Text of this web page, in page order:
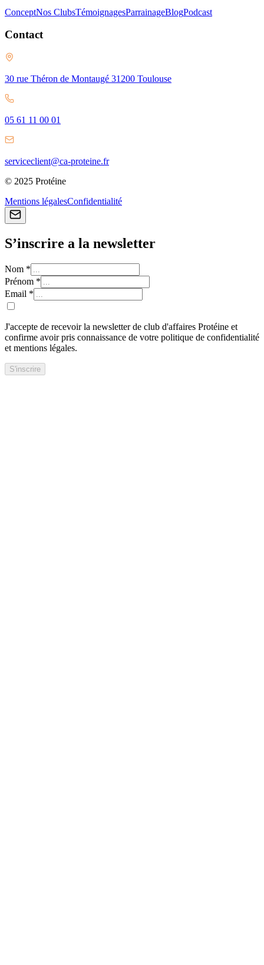
ConceptNos ClubsTémoignagesParrainageBlogPodcast
Contact
30 rue Théron de Montaugé 31200 Toulouse
05 61 11 00 01
serviceclient@ca-proteine.fr
© 2025 Protéine
Mentions légalesConfidentialité
S’inscrire a la newsletter
Nom *
Prénom *
Email *
J'accepte de recevoir la newsletter de club d'affaires Protéine et
confirme avoir pris connaissance de votre politique de confidentialité
et mentions légales.
S'inscrire